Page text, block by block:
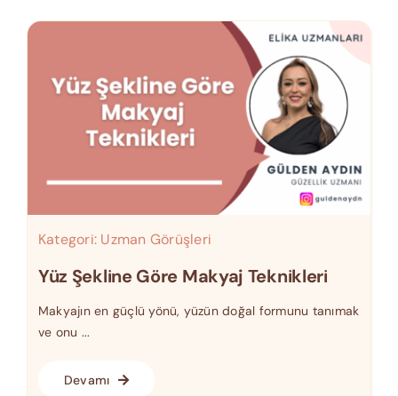
Kategori: Uzman Görüşleri
Yüz Şekline Göre Makyaj Teknikleri
Makyajın en güçlü yönü, yüzün doğal formunu tanımak
ve onu ...
Devamı